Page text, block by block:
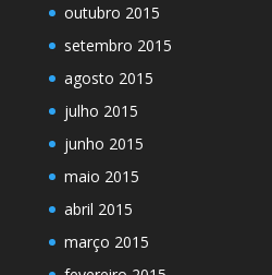
outubro 2015
setembro 2015
agosto 2015
julho 2015
junho 2015
maio 2015
abril 2015
março 2015